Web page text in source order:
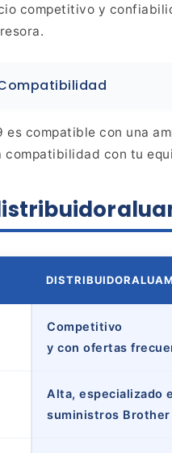
competitivo y
compatible con una
con tu
Competitivo
y con ofertas
Alta, especializado
suministros Brother